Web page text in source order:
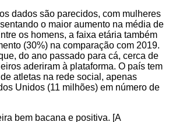
dados são parecidos, com mulheres
o maior aumento na média de
os homens, a faixa etária também
(30%) na comparação com 2019.
do ano passado para cá, cerca de
aderiram à plataforma. O país tem
atletas na rede social, apenas
Unidos (11 milhões) em número de
bem bacana e positiva. [A